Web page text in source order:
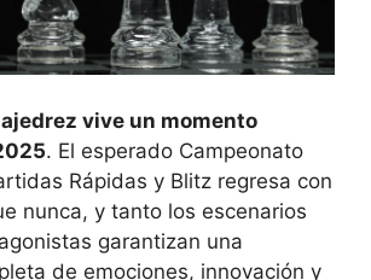
vive un momento
. El esperado Campeonato
Rápidas y Blitz regresa con
nunca, y tanto los escenarios
garantizan una
de emociones, innovación y